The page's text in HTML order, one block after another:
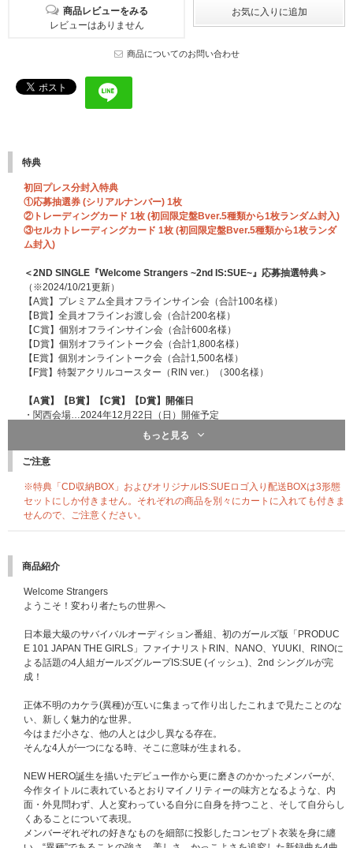
商品レビューをみる
レビューはありません
商品についてのお問い合わせ
特典
初回プレス分封入特典
①応募抽選券 (シリアルナンバー) 1枚
②トレーディングカード 1枚 (初回限定盤Bver.5種類から1枚ランダム封入)
③セルカトレーディングカード 1枚 (初回限定盤Bver.5種類から1枚ランダ
ム封入)
＜2ND SINGLE『Welcome Strangers ~2nd IS:SUE~』応募抽選特典＞
（※2024/10/21更新）
【A賞】プレミアム全員オフラインサイン会（合計100名様）
【B賞】全員オフラインお渡し会（合計200名様）
【C賞】個別オフラインサイン会（合計600名様）
【D賞】個別オフライントーク会（合計1,800名様）
【E賞】個別オンライントーク会（合計1,500名様）
【F賞】特製アクリルコースター（RIN ver.）（300名様）
【A賞】【B賞】【C賞】【D賞】開催日
・関西会場…2024年12月22日（日）開催予定
・関東会場…2025年1月12日（日）開催予定
【E賞】開催日
【応募期間】
2024年11月12日（火）11:00～2024年11月25日（月）10:00
●2回目
応募期間：2024年11月14日（木）11:00～2024年11月18日（月）10:00
当落発表：2024年11月20日（水）17:00頃
●3回目
応募期間：
2024年11月18日（月）11:00～2024年11月25日（月）10:00
当落発表：2024年11月29日（金）17:00頃
※商品が届かない､受け取れない等の理由を含め､いかなる場合も上記応募期
間以外はご応募いただけません｡あらかじめご了承ください。
※商品受取日と上記スケジュールを必ずご自身でご確認の上､ご購入･ご応募
ください。
その他詳細はこちらをご確認ください。
※初回プレス分のみの封入特典となります。初回分終了後も商品ページの表
記の変更はございません。ご了承ください。
もっと見る
ご注意
※特典「CD収納BOX」およびオリジナルIS:SUEロゴ入り配送BOXは3形態
セットにしか付きません。それぞれの商品を別々にカートに入れても付きま
せんので、ご注意ください。
商品紹介
Welcome Strangers
ようこそ！変わり者たちの世界へ
日本最大級のサバイバルオーディション番組、初のガールズ版「PRODUC
E 101 JAPAN THE GIRLS」ファイナリストRIN、NANO、YUUKI、RINOに
よる話題の4人組ガールズグループIS:SUE (イッシュ)、2nd シングルが完
成！
正体不明のカケラ(異種)が互いに集まって作り出したこれまで見たことのな
い、新しく魅力的な世界。
今はまだ小さな、他の人とは少し異なる存在。
そんな4人が一つになる時、そこに意味が生まれる。
NEW HERO誕生を描いたデビュー作から更に磨きのかかったメンバーが、
今作タイトルに表れているとおりマイノリティーの味方となるような、内
面・外見問わず、人と変わっている自分に自身を持つこと、そして自分らし
くあることについて表現。
メンバーぞれぞれの好きなものを細部に投影したコンセプト衣装を身に纏